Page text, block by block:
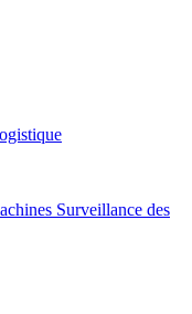
Surveillance des